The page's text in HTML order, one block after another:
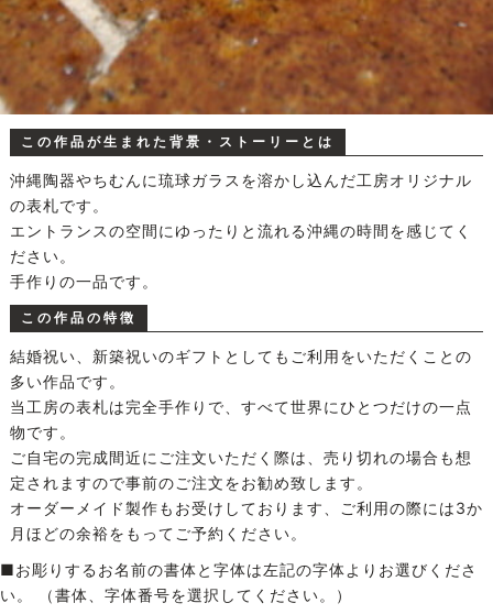
この作品が生まれた背景・ストーリーとは
沖縄陶器やちむんに琉球ガラスを溶かし込んだ工房オリジナル
の表札です。
エントランスの空間にゆったりと流れる沖縄の時間を感じてく
ださい。
手作りの一品です。
この作品の特徴
結婚祝い、新築祝いのギフトとしてもご利用をいただくことの
多い作品です。
当工房の表札は完全手作りで、すべて世界にひとつだけの一点
物です。
ご自宅の完成間近にご注文いただく際は、売り切れの場合も想
定されますので事前のご注文をお勧め致します。
オーダーメイド製作もお受けしております、ご利用の際には3か
月ほどの余裕をもってご予約ください。
■お彫りするお名前の書体と字体は左記の字体よりお選びくださ
い。 （書体、字体番号を選択してください。）